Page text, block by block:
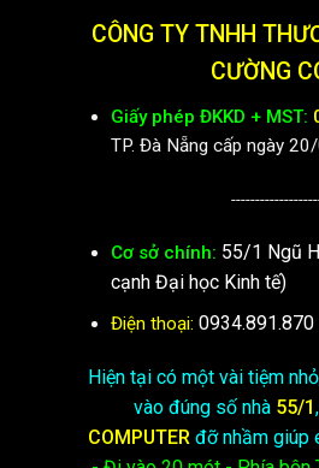
CÔNG TY TNHH
CƯỜNG
Giấy phép ĐKKD + MST:
TP. Đà Nẵng cấp ngày
Cơ sở chính: 55/1 Ngũ
cạnh Đại học Kinh tế)
Điện thoại: 0934.891.870
Hiện tại có một vài tiệm
vào đúng số nhà 55/1
COMPUTER đỡ nhầm giúp